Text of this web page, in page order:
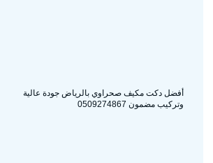
أفضل دكت مكيف صحراوي بالرياض جودة عالية
وتركيب مضمون 0509274867